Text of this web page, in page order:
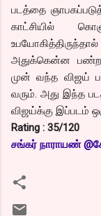
படத்தை
காட்சியில்
அதுக்கென்ன
முன் வந்த விஜய்
வரும். அது இந்த
விஜய்க்கு இப்படம்
Rating : 35/120
சங்கர் நாராயண்